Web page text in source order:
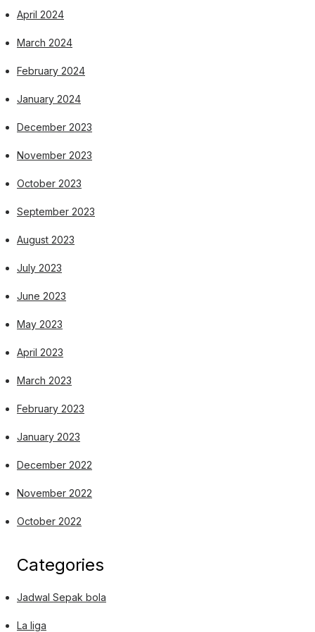
April 2024
March 2024
February 2024
January 2024
December 2023
November 2023
October 2023
September 2023
August 2023
July 2023
June 2023
May 2023
April 2023
March 2023
February 2023
January 2023
December 2022
November 2022
October 2022
Categories
Jadwal Sepak bola
La liga